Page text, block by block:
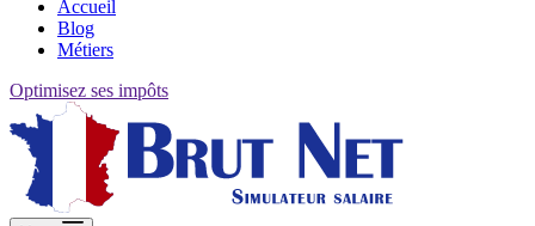
Accueil
Blog
Métiers
Optimisez ses impôts